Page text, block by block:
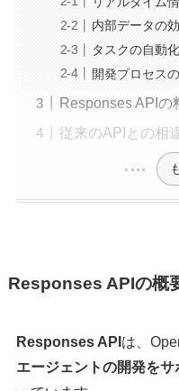
内部データの
タスクの自動化
開発プロセス
Responses APIの
従来のAPIとの相
Responses APIの概
Responses API は、
エージェントの開発を